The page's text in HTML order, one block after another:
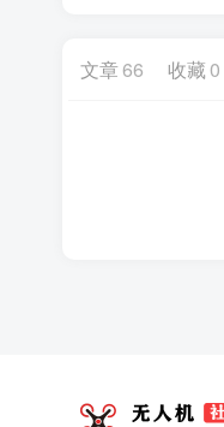
文章66 收藏 0